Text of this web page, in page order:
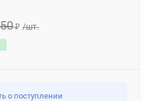
₽ /шт.
о поступлении